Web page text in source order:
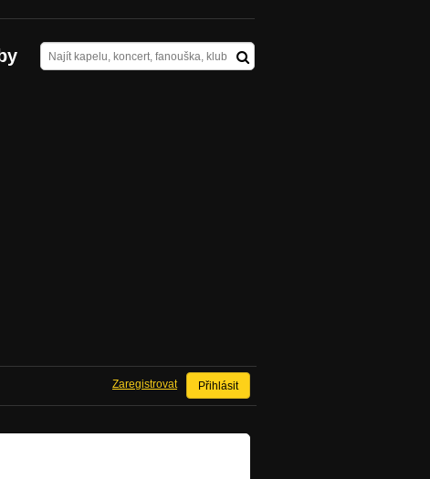
Přihlásit
Zaregistrovat